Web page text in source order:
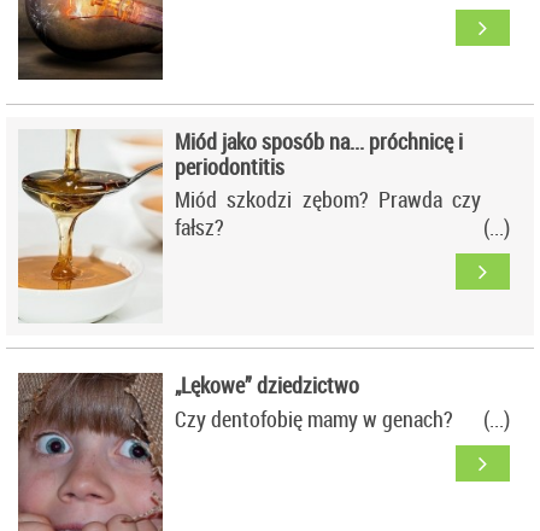
Miód jako sposób na... próchnicę i
periodontitis
Miód szkodzi zębom? Prawda czy
fałsz?
„Lękowe” dziedzictwo
Czy dentofobię mamy w genach?